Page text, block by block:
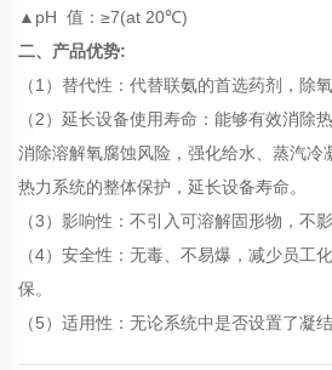
▲pH 值：≥7(at 20℃)
二、产品优势:
（1）替代性：代替联氨的首选药剂，除
（2）延长设备使用寿命：能够有效消除
消除溶解氧腐蚀风险，强化给水、蒸汽冷
热力系统的整体保护，延长设备寿命。
（3）影响性：不引入可溶解固形物，不
（4）安全性：无毒、不易爆，减少员工
保。
（5）适用性：无论系统中是否设置了凝